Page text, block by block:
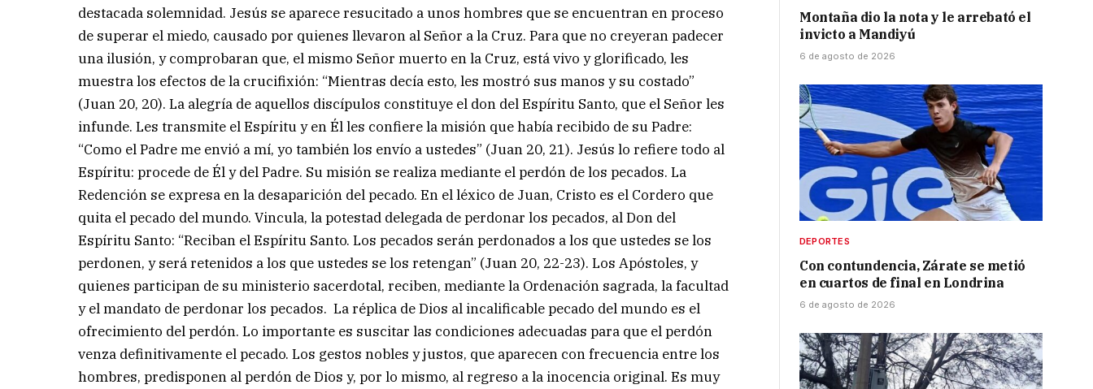
destacada solemnidad. Jesús se aparece resucitado a unos hombres que se encuentran en proceso
de superar el miedo, causado por quienes llevaron al Señor a la Cruz. Para que no creyeran padecer
una ilusión, y comprobaran que, el mismo Señor muerto en la Cruz, está vivo y glorificado, les
muestra los efectos de la crucifixión: “Mientras decía esto, les mostró sus manos y su costado”
(Juan 20, 20). La alegría de aquellos discípulos constituye el don del Espíritu Santo, que el Señor les
infunde. Les transmite el Espíritu y en Él les confiere la misión que había recibido de su Padre:
“Como el Padre me envió a mí, yo también los envío a ustedes” (Juan 20, 21). Jesús lo refiere todo al
Espíritu: procede de Él y del Padre. Su misión se realiza mediante el perdón de los pecados. La
Redención se expresa en la desaparición del pecado. En el léxico de Juan, Cristo es el Cordero que
quita el pecado del mundo. Vincula, la potestad delegada de perdonar los pecados, al Don del
Espíritu Santo: “Reciban el Espíritu Santo. Los pecados serán perdonados a los que ustedes se los
perdonen, y será retenidos a los que ustedes se los retengan” (Juan 20, 22-23). Los Apóstoles, y
quienes participan de su ministerio sacerdotal, reciben, mediante la Ordenación sagrada, la facultad
y el mandato de perdonar los pecados. La réplica de Dios al incalificable pecado del mundo es el
ofrecimiento del perdón. Lo importante es suscitar las condiciones adecuadas para que el perdón
venza definitivamente el pecado. Los gestos nobles y justos, que aparecen con frecuencia entre los
hombres, predisponen al perdón de Dios y, por lo mismo, al regreso a la inocencia original. Es muy
Montaña dio la nota y le arrebató el
invicto a Mandiyú
6 de agosto de 2026
DEPORTES
Con contundencia, Zárate se metió
en cuartos de final en Londrina
6 de agosto de 2026